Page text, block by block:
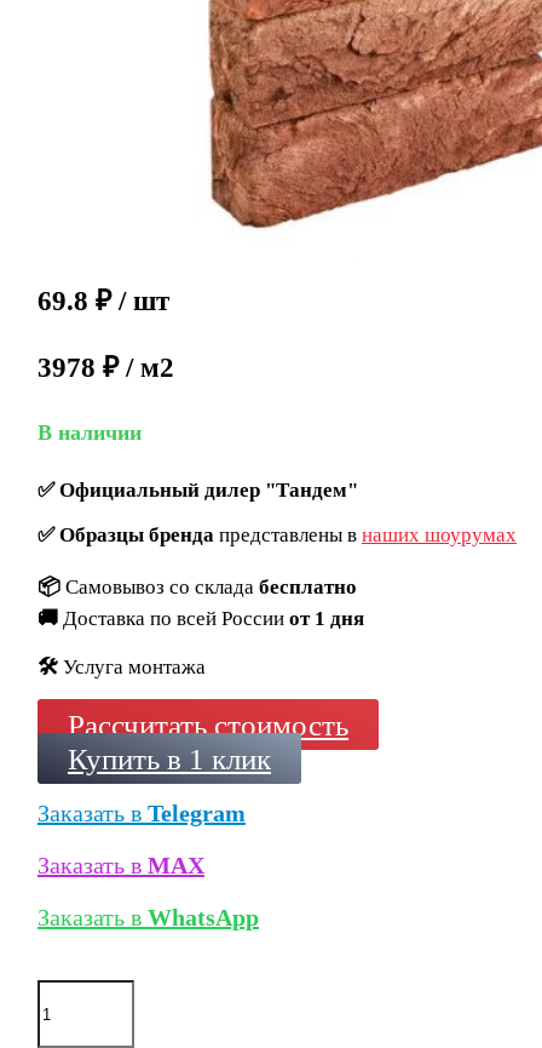
69.8 ₽ / шт
3978 ₽ / м2
В наличии
✅Официальный дилер "Тандем"
✅Образцы брендапредставлены в наших шоурумах
📦 Самовывоз со склада бесплатно
🚚 Доставка по всей России от 1 дня
🛠️ Услуга монтажа
Рассчитать стоимость
Купить в 1 клик
Заказать в Telegram
Заказать в MAX
Заказать в WhatsApp
Количество
товара